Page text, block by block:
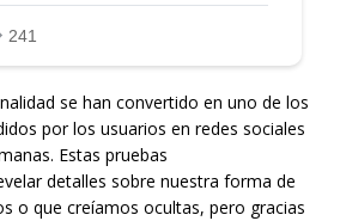
se han convertido en uno de los
por los usuarios en redes sociales
Estas pruebas
detalles sobre nuestra forma de
o que creíamos ocultas, pero gracias